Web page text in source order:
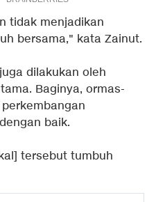
tidak menjadikan
bersama," kata Zainut.
dilakukan oleh
Baginya, ormas-
baik.
tersebut tumbuh